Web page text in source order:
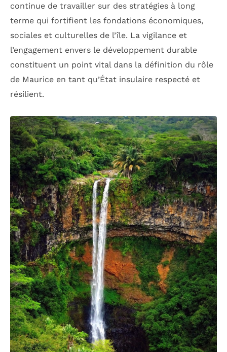
continue de travailler sur des stratégies à long
terme qui fortifient les fondations économiques,
sociales et culturelles de l’île. La vigilance et
l’engagement envers le développement durable
constituent un point vital dans la définition du rôle
de Maurice en tant qu’État insulaire respecté et
résilient.